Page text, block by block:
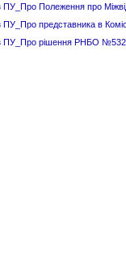
ПУ_Про Полеження про
ПУ_Про представника в
ПУ_Про рішення РНБО №532